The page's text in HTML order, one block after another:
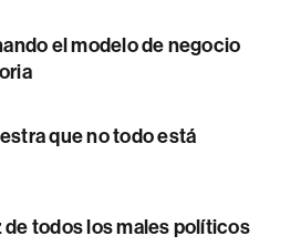
el modelo de negocio
que no todo está
de todos los males políticos